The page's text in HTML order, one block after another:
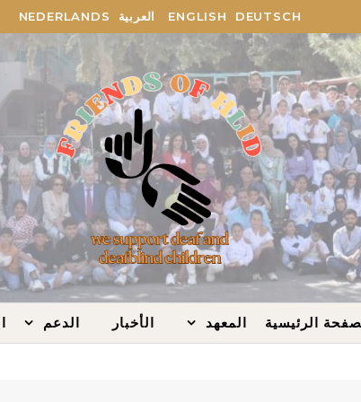
DEUTSCH
ENGLISH العربية NEDERLANDS
الرئيسية المعهد الأخبار الدعم